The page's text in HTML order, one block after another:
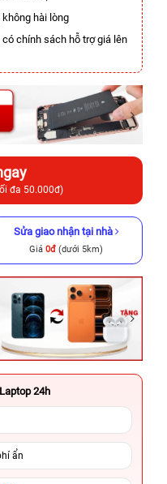
hài lòng
có chính sách hỗ trợ giá lên
đa 50.000đ)
Sửa giao nhận tại nhà
Giá 0đ (dưới 5km)
24h
ẩn